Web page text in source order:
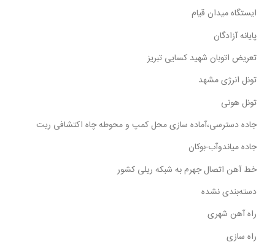
ایستگاه میدان قیام
پایانه آزادگان
تعریض اتوبان شهید کسایی تبریز
تونل انرژی مشهد
تونل هونی
جاده دسترسی،آماده سازی محل کمپ و محوطه چاه اکتشافی ریت
جاده میاندوآب-بوکان
خط آهن اتصال جهرم به شبکه ریلی کشور
دسته‌بندی نشده
راه آهن شهری
راه سازی